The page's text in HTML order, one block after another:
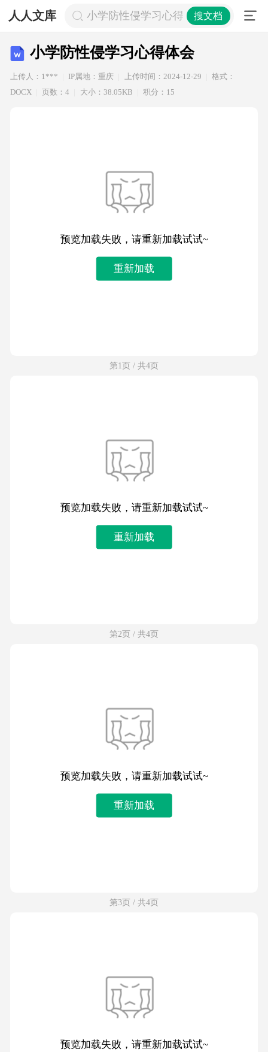
人人文库 小学防性侵学习心得体会搜文档
小学防性侵学习心得体会
上传人：1*** IP属地：重庆 上传时间：2024-12-29
格式：
DOCX
页数：4 大小：38.05KB 积分：15
预览加载失败，请重新加载试试~
重新加载
第1页 / 共4页
预览加载失败，请重新加载试试~
重新加载
第2页 / 共4页
预览加载失败，请重新加载试试~
重新加载
第3页 / 共4页
预览加载失败，请重新加载试试~